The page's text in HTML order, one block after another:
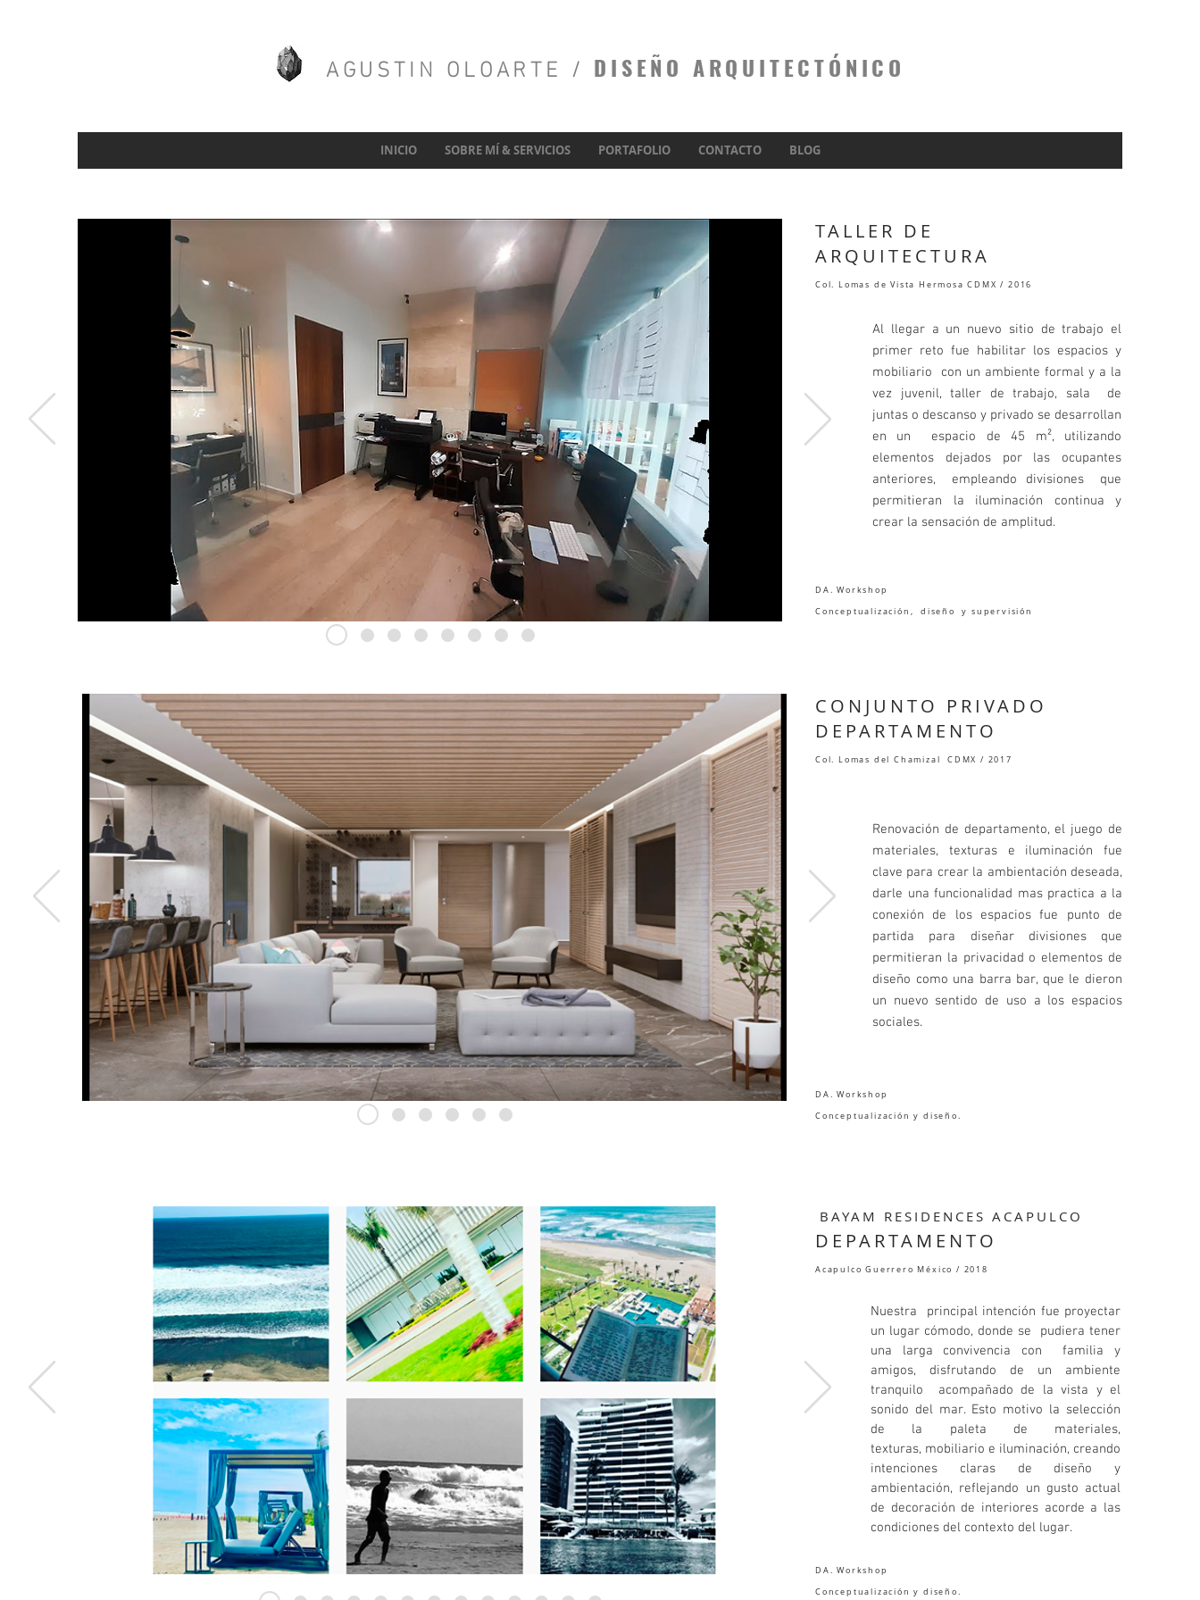
AGUSTIN OLOARTE / DISEÑO ARQUITECTÓNICO
INICIO SOBRE MÍ & SERVICIOS PORTAFOLIO CONTACTO BLOG
TALLER DE
ARQUITECTURA
Col. Lomas de Vista Hermosa CDMX / 2016
Al llegar a un nuevo sitio de trabajo el
primer reto fue habilitar los espacios y
mobiliario con un ambiente formal y a la
vez juvenil, taller de trabajo, sala de
juntas o descanso y privado se desarrollan
en un espacio de 45 m², utilizando
elementos dejados por las ocupantes
anteriores, empleando divisiones que
permitieran la iluminación continua y
crear la sensación de amplitud.
DA. Workshop
Conceptualización, diseño y supervisión
CONJUNTO PRIVADO
DEPARTAMENTO
Col. Lomas del Chamizal CDMX / 2017
Renovación de departamento, el juego de
materiales, texturas e iluminación fue
clave para crear la ambientación deseada,
darle una funcionalidad mas practica a la
conexión de los espacios fue punto de
partida para diseñar divisiones que
permitieran la privacidad o elementos de
diseño como una barra bar, que le dieron
un nuevo sentido de uso a los espacios
sociales.
DA. Workshop
Conceptualización y diseño.
B AYAM RESIDENCES ACAPULCO
DEPARTAMENTO
Acapulco Guerrero México / 2018
Nuestra principal intención fue proyectar
un lugar cómodo, donde se pudiera tener
una larga convivencia con familia y
amigos, disfrutando de un ambiente
tranquilo acompañado de la vista y el
sonido del mar. Esto motivo la selección
de la paleta de materiales,
texturas, mobiliario e iluminación, creando
intenciones claras de diseño y
ambientación, reflejando un gusto actual
de decoración de interiores acorde a las
condiciones del contexto del lugar.
DA. Workshop
Conceptualización y diseño.